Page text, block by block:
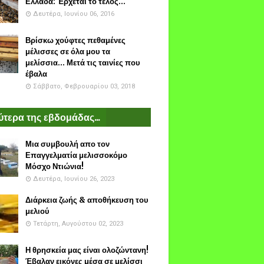
Δευτέρα, Ιουνίου 06, 2016
Βρίσκω χούφτες πεθαμένες
μέλισσες σε όλα μου τα
μελίσσια... Μετά τις ταινίες που
έβαλα
Σάββατο, Φεβρουαρίου 03, 2018
της εβδομάδας...
Μια συμβουλή απο τον
Επαγγελματία μελισσοκόμο
Μόσχο Ντιώνια!
Δευτέρα, Ιουνίου 26, 2023
Διάρκεια ζωής & αποθήκευση του
μελιού
Τετάρτη, Αυγούστου 02, 2023
Η θρησκεία μας είναι ολοζώντανη!
Έβαλαν εικόνες μέσα σε μελίσσι